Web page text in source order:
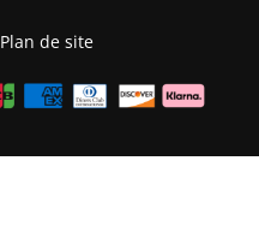
Plan de site